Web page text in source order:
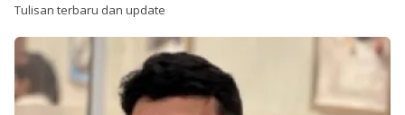
Tulisan terbaru dan update